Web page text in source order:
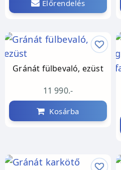
Előrendelés
Gránát fülbevaló, ezüst
11 990.-
Kosárba